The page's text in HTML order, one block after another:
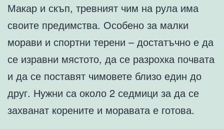
Макар и скъп, тревният чим на рула има
своите предимства. Особено за малки
морави и спортни терени – достатъчно е да
се изравни мястото, да се разрохка почвата
и да се поставят чимовете близо един до
друг. Нужни са около 2 седмици за да се
захванат корените и моравата е готова.